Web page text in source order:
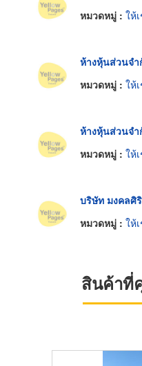
หมวดหมู่ : ให้
ห้างหุ้นส่วนจ
หมวดหมู่ : ให้
ห้างหุ้นส่วนจำ
หมวดหมู่ : ให้
บริษัท มงคลศิ
หมวดหมู่ : ให้
สินค้าที่